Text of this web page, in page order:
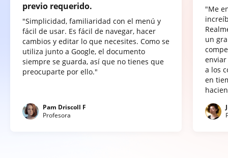
previo requerido.
"Simplicidad, familiaridad con el menú y
fácil de usar. Es fácil de navegar, hacer
cambios y editar lo que necesites. Como se
utiliza junto a Google, el documento
siempre se guarda, así que no tienes que
preocuparte por ello."
Pam Driscoll F
Profesora
"Me
un
a los
en